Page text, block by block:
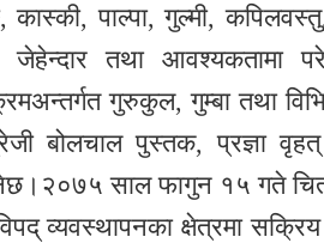
कास्की, पाल्पा, गुल्मी,
जेहेन्दार तथा आवश्यकतामा
गुरुकुल, गुम्बा तथा
बोलचाल पुस्तक, प्रज्ञा
साल फागुन १५ गते
व्यवस्थापनका क्षेत्रमा